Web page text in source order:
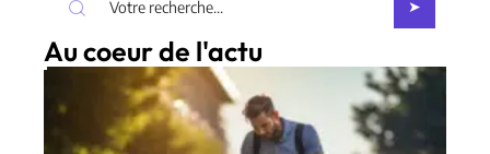
Au coeur de l'actu